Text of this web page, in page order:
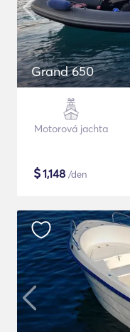
Grand 650
Motorová jachta
$1,148 /den